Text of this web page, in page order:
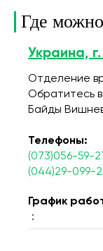
Где
Украина,
Отделение
Обратитесь
Байды
Телефоны:
(073)056-59-
(044)29-099-
График
: